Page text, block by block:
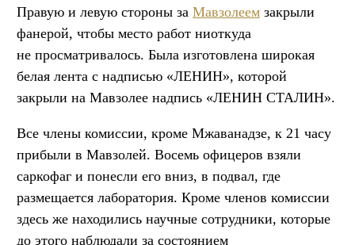
Правую и левую стороны за Мавзолеем закрыли
фанерой, чтобы место работ ниоткуда
не просматривалось. Была изготовлена широкая
белая лента с надписью «ЛЕНИН», которой
закрыли на Мавзолее надпись «ЛЕНИН СТАЛИН».
Все члены комиссии, кроме Мжаванадзе, к 21 часу
прибыли в Мавзолей. Восемь офицеров взяли
саркофаг и понесли его вниз, в подвал, где
размещается лаборатория. Кроме членов комиссии
здесь же находились научные сотрудники, которые
до этого наблюдали за состоянием